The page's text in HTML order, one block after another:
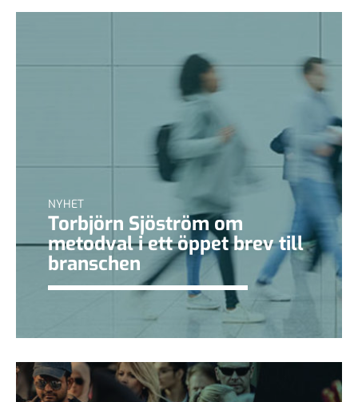
NYHET
Torbjörn Sjöström om
metodval i ett öppet brev till
branschen